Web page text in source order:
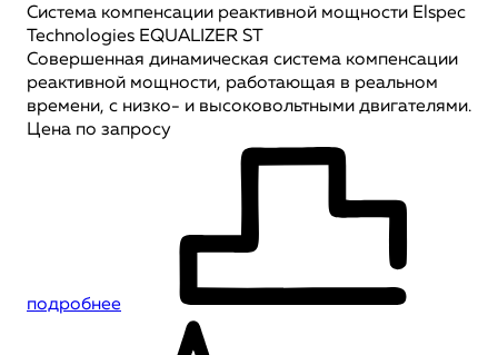
Система компенсации реактивной мощности Elspec
Technologies EQUALIZER ST
Совершенная динамическая система компенсации
реактивной мощности, работающая в реальном
времени, с низко- и высоковольтными двигателями.
Цена по запросу
подробнее